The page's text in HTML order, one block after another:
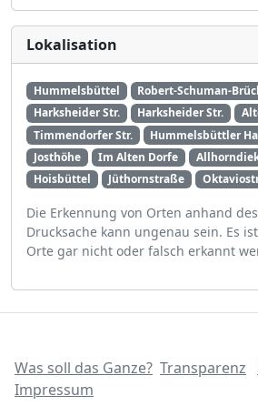
Lokalisation
Hummelsbüttel Robert-Schuman-
Harksheider Str.
Harksheider Str.
Timmendorfer Str.
Hummelsbüttler
Josthöhe
Im Alten Dorfe
Hoisbüttel
Jüthornstraße
Die Erkennung von Orten anhand
Drucksache kann ungenau sein. Es
Orte gar nicht oder falsch erkannt
Was soll das Ganze? Transparenz
Impressum